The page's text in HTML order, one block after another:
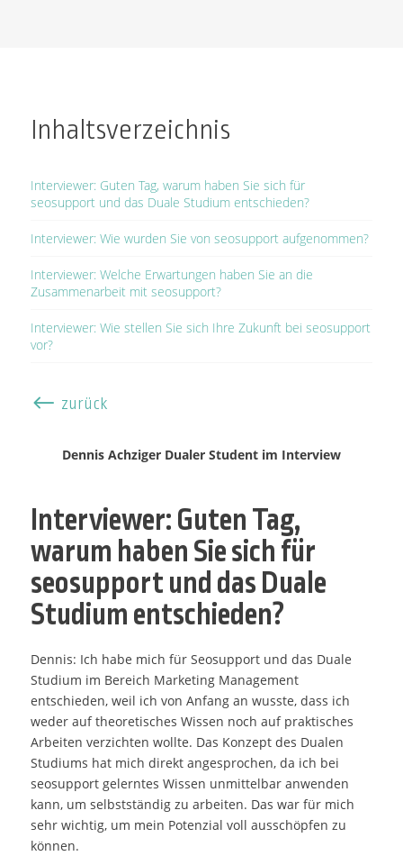
Inhaltsverzeichnis
Interviewer: Guten Tag, warum haben Sie sich für
seosupport und das Duale Studium entschieden?
Interviewer: Wie wurden Sie von seosupport aufgenommen?
Interviewer: Welche Erwartungen haben Sie an die
Zusammenarbeit mit seosupport?
Interviewer: Wie stellen Sie sich Ihre Zukunft bei seosupport
vor?
# zurück
Dennis Achziger Dualer Student im Interview
Interviewer: Guten Tag,
warum haben Sie sich für
seosupport und das Duale
Studium entschieden?
Dennis: Ich habe mich für Seosupport und das Duale
Studium im Bereich Marketing Management
entschieden, weil ich von Anfang an wusste, dass ich
weder auf theoretisches Wissen noch auf praktisches
Arbeiten verzichten wollte. Das Konzept des Dualen
Studiums hat mich direkt angesprochen, da ich bei
seosupport gelerntes Wissen unmittelbar anwenden
kann, um selbstständig zu arbeiten. Das war für mich
sehr wichtig, um mein Potenzial voll ausschöpfen zu
können.